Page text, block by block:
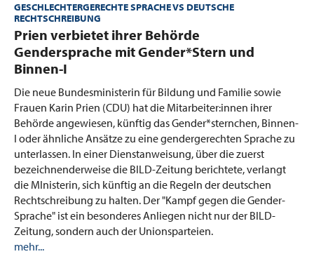
GESCHLECHTERGERECHTE SPRACHE VS DEUTSCHE
RECHTSCHREIBUNG
:Prien verbietet ihrer Behörde
Gendersprache mit Gender*Stern und
Binnen-I
Die neue Bundesministerin für Bildung und Familie sowie
Frauen Karin Prien (CDU) hat die Mitarbeiter:innen ihrer
Behörde angewiesen, künftig das Gender*sternchen, Binnen-
I oder ähnliche Ansätze zu eine gendergerechten Sprache zu
unterlassen. In einer Dienstanweisung, über die zuerst
bezeichnenderweise die BILD-Zeitung berichtete, verlangt
die MInisterin, sich künftig an die Regeln der deutschen
Rechtschreibung zu halten. Der "Kampf gegen die Gender-
Sprache" ist ein besonderes Anliegen nicht nur der BILD-
Zeitung, sondern auch der Unionsparteien.
mehr...